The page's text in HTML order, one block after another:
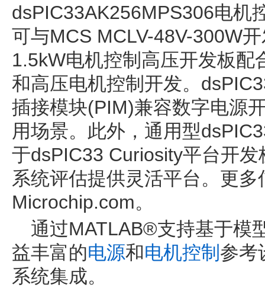
dsPIC33AK256MPS306电机
可与MCS MCLV-48V-300W
1.5kW电机控制高压开发板配
和高压电机控制开发。
插接模块(PIM)兼容数字电源
用场景。此外，通用型
于dsPIC33 Curiosity平台开
系统评估提供灵活平台。更多
Microchip.com。
通过MATLAB®支持基于模
益丰富的电源和电机控制 参考
系统集成。